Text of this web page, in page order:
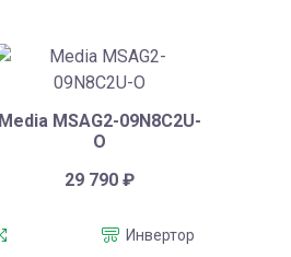
Media MSAG2-09N8C2U-
O
29 790 ₽
Инвертор